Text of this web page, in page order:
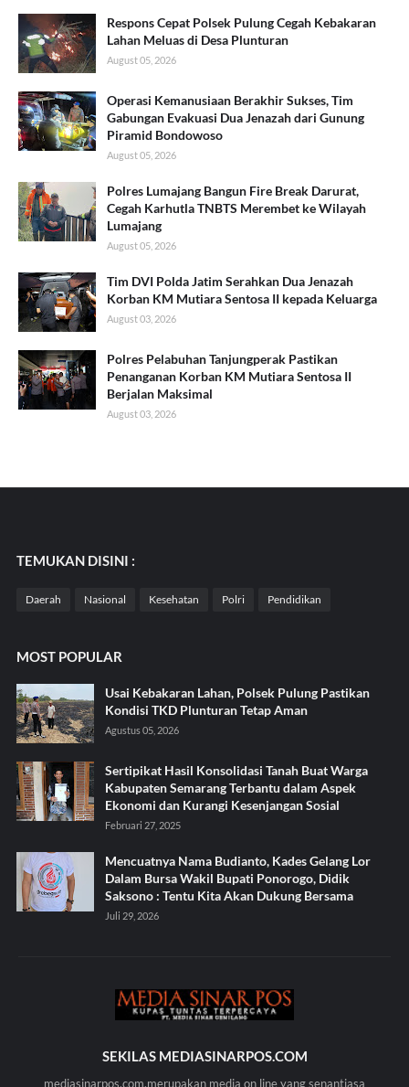
Respons Cepat Polsek Pulung Cegah Kebakaran
Lahan Meluas di Desa Plunturan
August 05, 2026
Operasi Kemanusiaan Berakhir Sukses, Tim
Gabungan Evakuasi Dua Jenazah dari Gunung
Piramid Bondowoso
August 05, 2026
Polres Lumajang Bangun Fire Break Darurat,
Cegah Karhutla TNBTS Merembet ke Wilayah
Lumajang
August 05, 2026
Tim DVI Polda Jatim Serahkan Dua Jenazah
Korban KM Mutiara Sentosa II kepada Keluarga
August 03, 2026
Polres Pelabuhan Tanjungperak Pastikan
Penanganan Korban KM Mutiara Sentosa II
Berjalan Maksimal
August 03, 2026
TEMUKAN DISINI :
Daerah Nasional Kesehatan Polri Pendidikan
MOST POPULAR
Usai Kebakaran Lahan, Polsek Pulung Pastikan
Kondisi TKD Plunturan Tetap Aman
Agustus 05, 2026
Sertipikat Hasil Konsolidasi Tanah Buat Warga
Kabupaten Semarang Terbantu dalam Aspek
Ekonomi dan Kurangi Kesenjangan Sosial
Februari 27, 2025
Mencuatnya Nama Budianto, Kades Gelang Lor
Dalam Bursa Wakil Bupati Ponorogo, Didik
Saksono : Tentu Kita Akan Dukung Bersama
Juli 29, 2026
SEKILAS MEDIASINARPOS.COM
mediasinarpos.com.merupakan media on line yang senantiasa